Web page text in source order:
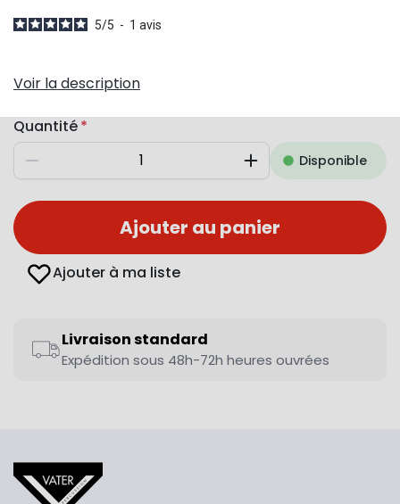
5/5 - 1 avis
Voir la description
Quantité
Diminuer AugmenterDisponible
Ajouter au panier
Ajouter à ma liste
Livraison standard
Expédition sous 48h-72h heures ouvrées